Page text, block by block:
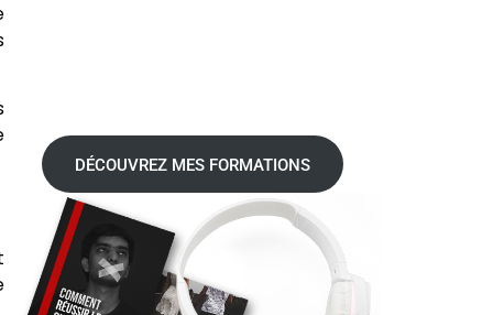
DÉCOUVREZ MES FORMATIONS